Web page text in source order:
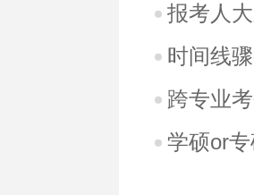
报考人
时间线
跨专业
学硕or